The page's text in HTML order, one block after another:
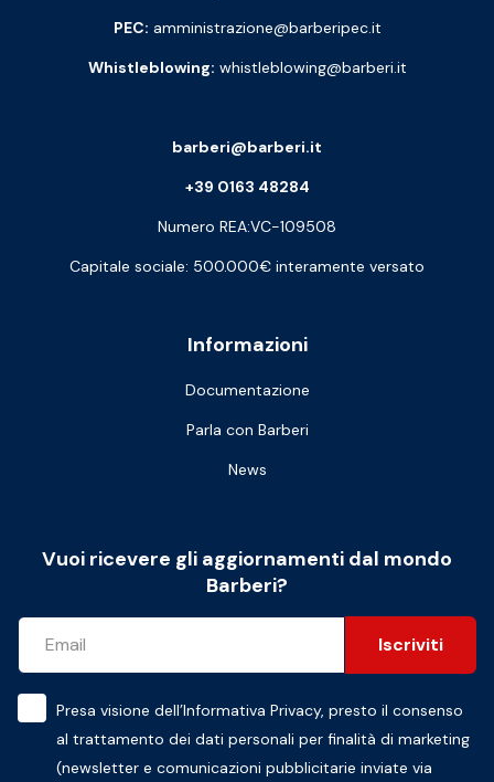
PEC: amministrazione@barberipec.it
Whistleblowing: whistleblowing@barberi.it
Informazioni
Documentazione
Parla con Barberi
News
barberi@barberi.it
+39 0163 48284
Numero REA:VC-109508
Capitale sociale: 500.000€ interamente versato
Vuoi ricevere gli aggiornamenti dal mondo
Barberi?
Iscriviti
Presa visione dell’Informativa Privacy, presto il consenso
al trattamento dei dati personali per finalità di marketing
(newsletter e comunicazioni pubblicitarie inviate via